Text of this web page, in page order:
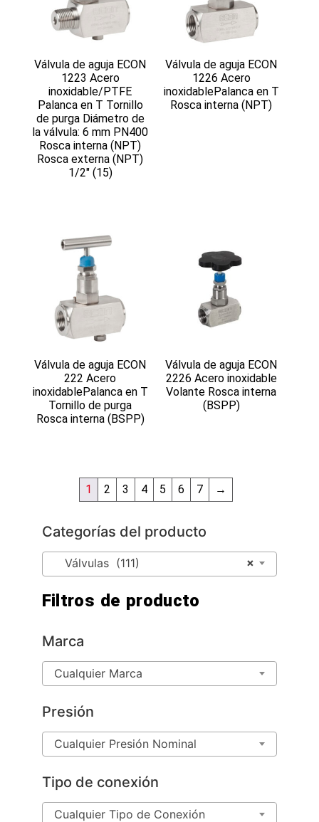
Válvula de aguja ECON
1223 Acero
inoxidable/PTFE
Palanca en T Tornillo
de purga Diámetro de
la válvula: 6 mm PN400
Rosca interna (NPT)
Rosca externa (NPT)
1/2″ (15)
Válvula de aguja ECON
1226 Acero
inoxidablePalanca en T
Rosca interna (NPT)
Válvula de aguja ECON
222 Acero
inoxidablePalanca en T
Tornillo de purga
Rosca interna (BSPP)
Válvula de aguja ECON
2226 Acero inoxidable
Volante Rosca interna
(BSPP)
1 2 3 4 5 6 7 →
Categorías del producto
×
Válvulas (111)
Filtros de producto
Marca
Cualquier Marca
Presión
Cualquier Presión Nominal
Tipo de conexión
Cualquier Tipo de Conexión